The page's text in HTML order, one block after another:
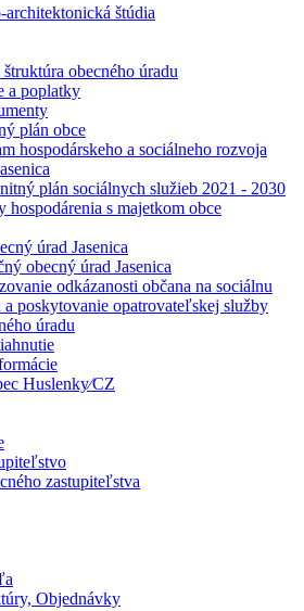
štúdia
obecného úradu
a poplatky
plán obce
hospodárskeho a sociálneho rozvoja
plán sociálnych služieb 2021 - 2030
hospodárenia s majetkom obce
úrad Jasenica
obecný úrad Jasenica
odkázanosti občana na sociálnu
a poskytovanie opatrovateľskej služby
úradu
Huslenky⁄CZ
zastupiteľstva
Objednávky